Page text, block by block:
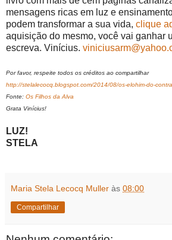
mensagens ricas em luz e
podem transformar a sua vida, clique
aquisição do mesmo, você vai ganhar
escreva. Vinícius.
Por favor, respeite todos os créditos ao compartilhar
http://stelalecocq.blogspot.com/2014/08/os-elohim-do-
Fonte: Os Filhos da Alva
Grata Vinícius!
LUZ!
STELA
Maria Stela Lecocq Muller às 08:00
Compartilhar